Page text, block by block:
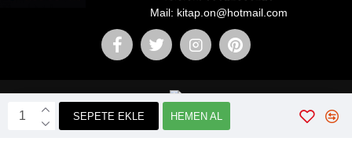
SEPETE EKLE HEMEN AL
Mail: kitap.on@hotmail.com